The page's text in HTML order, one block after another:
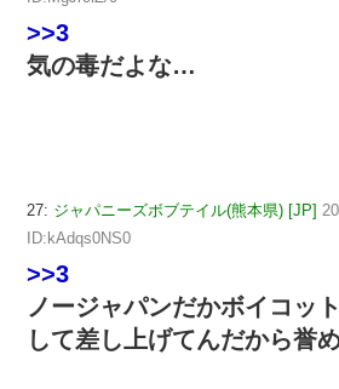
>>3
気の毒だよな…
27: ジャパニーズボブテイル(熊本県) [JP]
ID:kAdqs0NS0
>>3
ノージャパンだかボイコッ
して差し上げてんだから誉